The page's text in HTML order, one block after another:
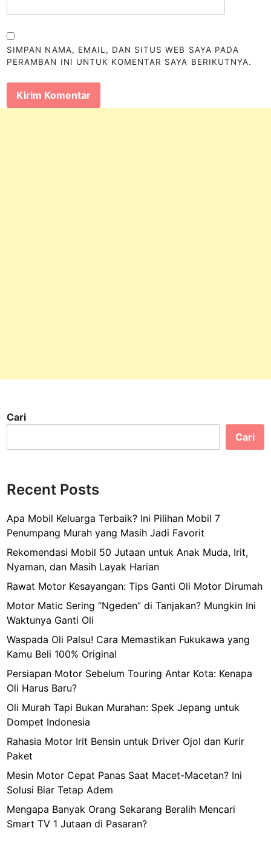
SIMPAN NAMA, EMAIL, DAN SITUS WEB SAYA PADA
PERAMBAN INI UNTUK KOMENTAR SAYA BERIKUTNYA.
Cari
Cari
Recent Posts
Apa Mobil Keluarga Terbaik? Ini Pilihan Mobil 7
Penumpang Murah yang Masih Jadi Favorit
Rekomendasi Mobil 50 Jutaan untuk Anak Muda, Irit,
Nyaman, dan Masih Layak Harian
Rawat Motor Kesayangan: Tips Ganti Oli Motor Dirumah
Motor Matic Sering “Ngeden” di Tanjakan? Mungkin Ini
Waktunya Ganti Oli
Waspada Oli Palsu! Cara Memastikan Fukukawa yang
Kamu Beli 100% Original
Persiapan Motor Sebelum Touring Antar Kota: Kenapa
Oli Harus Baru?
Oli Murah Tapi Bukan Murahan: Spek Jepang untuk
Dompet Indonesia
Rahasia Motor Irit Bensin untuk Driver Ojol dan Kurir
Paket
Mesin Motor Cepat Panas Saat Macet-Macetan? Ini
Solusi Biar Tetap Adem
Mengapa Banyak Orang Sekarang Beralih Mencari
Smart TV 1 Jutaan di Pasaran?